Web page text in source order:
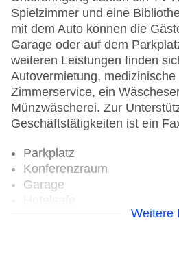
Spielzimmer und eine
mit dem Auto können die
Garage oder auf dem
weiteren Leistungen finden
Autovermietung,
Zimmerservice, ein
Münzwäscherei. Zur
Geschäftstätigkeiten ist ein
Parkplatz
Konferenzraum
Garage
Hotelsafe
WLAN/WiFi im HotelWeitere